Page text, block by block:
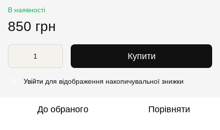
В наявності
850 грн
Купити
Увійти для відображення накопичувальної знижки
До обраного Порівняти